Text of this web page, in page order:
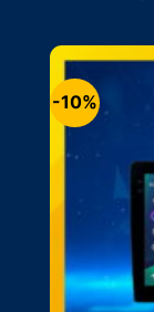
-10%